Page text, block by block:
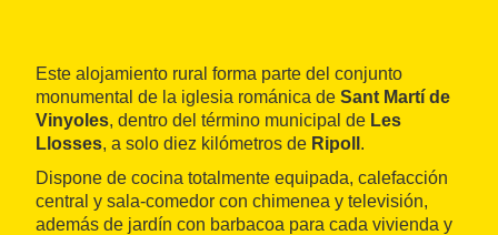
Este alojamiento rural forma parte del conjunto
monumental de la iglesia románica de Sant Martí de
Vinyoles, dentro del término municipal de Les
Llosses, a solo diez kilómetros de Ripoll .
Dispone de cocina totalmente equipada, calefacción
central y sala-comedor con chimenea y televisión,
además de jardín con barbacoa para cada vivienda y